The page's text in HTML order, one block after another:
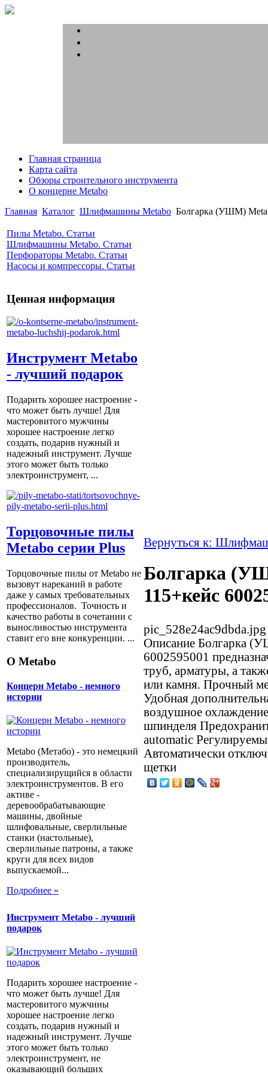
Главная страница
Карта сайта
Обзоры строительного инструмента
О концерне Metabo
Главная Каталог Шлифмашины Metabo Болгарка (УШМ)
Пилы Metabo. Статьи
Шлифмашины Metabo. Статьи
Перфораторы Metabo. Статьи
Насосы и компрессоры. Статьи
Ценная информация
Инструмент Metabo
- лучший подарок
Подарить хорошее настроение -
что может быть лучше! Для
мастеровитого мужчины
хорошее настроение легко
создать, подарив нужный и
надежный инструмент. Лучше
этого может быть только
электроинструмент, ...
Торцовочные пилы
Metabo серии Plus
Торцовочные пилы от Metabo не
вызовут нареканий в работе
даже у самых требовательных
профессионалов. Точность и
качество работы в сочетании с
выносливостью инструмента
ставит его вне конкуренции. ...
О Metabo
Концерн Metabo - немного
истории
Metabo (Метабо) - это немецкий
производитель,
специализирущийся в области
электроинструментов. В его
активе -
деревообрабатывающие
машины, двойные
шлифовальные, сверлильные
станки (настольные),
сверлильные патроны, а также
круги для всех видов
выпускаемой...
Подробнее »
Инструмент Metabo - лучший
подарок
Подарить хорошее настроение -
что может быть лучше! Для
мастеровитого мужчины
хорошее настроение легко
создать, подарив нужный и
надежный инструмент. Лучше
этого может быть только
электроинструмент, не
оказывающий больших
Вернуться к:
Болгарка
115+кейс
pic_528e24ac9dbda.jpg
Описание Болгарка
6002595001
труб, арматуры, а
или камня. Прочный
Удобная
воздушное
шпинделя
automatic
Автоматически
щетки